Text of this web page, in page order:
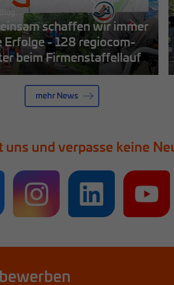
schaffen wir immer
Erfolge - 128 regiocom-
beim Firmenstaffellauf
erfahren
mehr News
uns und verpasse keine